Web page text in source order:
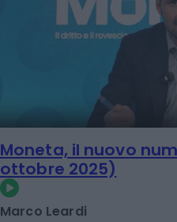
Moneta, il nuovo
ottobre 2025)
Marco Leardi